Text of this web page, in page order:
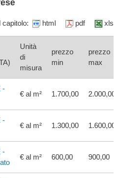
capitolo: html pdf xls
Unità
di
misura
prezzo
min
prezzo
max
-
€ al m² 1.700,00 2.000,00
-
€ al m² 1.300,00 1.600,00
-
€ al m² 600,00 900,00